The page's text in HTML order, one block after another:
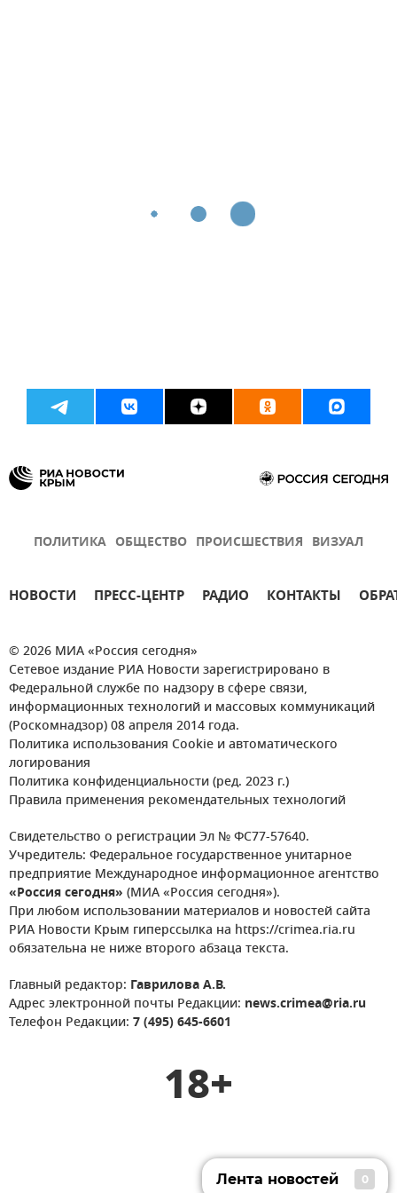
ПОЛИТИКА ОБЩЕСТВО ПРОИСШЕСТВИЯ ВИЗУАЛ
НОВОСТИ ПРЕСС-ЦЕНТР РАДИО КОНТАКТЫ
© 2026 МИА «Россия сегодня»
Сетевое издание РИА Новости зарегистрировано в
Федеральной службе по надзору в сфере связи,
информационных технологий и массовых коммуникаций
(Роскомнадзор) 08 апреля 2014 года.
Политика использования Cookie и автоматического
логирования
Политика конфиденциальности (ред. 2023 г.)
Правила применения рекомендательных технологий
Свидетельство о регистрации Эл № ФС77-57640.
Учредитель: Федеральное государственное унитарное
предприятие Международное информационное агентство
«Россия сегодня» (МИА «Россия сегодня»).
При любом использовании материалов и новостей сайта
РИА Новости Крым гиперссылка на https://crimea.ria.ru
обязательна не ниже второго абзаца текста.
Главный редактор: Гаврилова А.В.
Адрес электронной почты Редакции: news.crimea@ria.ru
Телефон Редакции: 7 (495) 645-6601
18+
Лента новостей 0